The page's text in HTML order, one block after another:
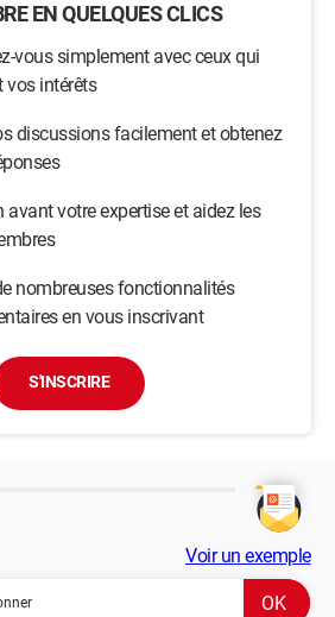
EN QUELQUES CLICS
vous simplement avec ceux qui
vos intérêts
discussions facilement et obtenez
avant votre expertise et aidez les
nombreuses fonctionnalités
en vous inscrivant
S'INSCRIRE
Voir un exemple